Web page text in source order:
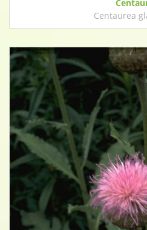
Centaurea